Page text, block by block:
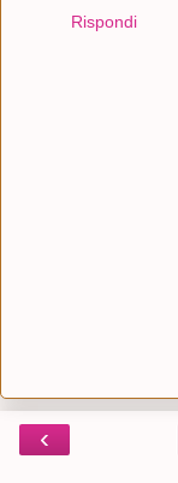
Rispondi
‹